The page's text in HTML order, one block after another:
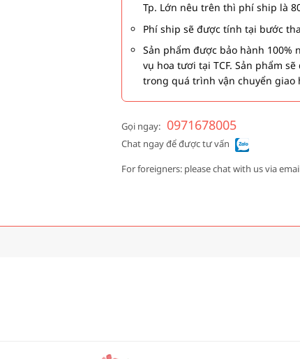
Tp. Lớn nêu trên thì phí ship là
Phí ship sẽ được tính tại bước
Sản phẩm được bảo hành 100%
vụ hoa tươi tại TCF. Sản phẩm
trong quá trình vận chuyển giao
Gọi ngay: 0971678005
Chat ngay để được tư vấn
For foreigners: please chat with us via